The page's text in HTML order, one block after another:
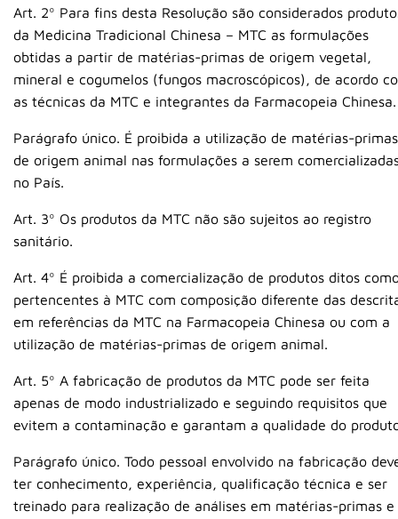
Art. 2º Para fins desta Resolução são considerados
da Medicina Tradicional Chinesa – MTC as formulações
obtidas a partir de matérias-primas de origem vegetal,
mineral e cogumelos (fungos macroscópicos), de acordo
as técnicas da MTC e integrantes da Farmacopeia Chinesa.
Parágrafo único. É proibida a utilização de matérias-primas
de origem animal nas formulações a serem
no País.
Art. 3º Os produtos da MTC não são sujeitos ao registro
sanitário.
Art. 4º É proibida a comercialização de produtos ditos
pertencentes à MTC com composição diferente das
em referências da MTC na Farmacopeia Chinesa ou com a
utilização de matérias-primas de origem animal.
Art. 5º A fabricação de produtos da MTC pode ser feita
apenas de modo industrializado e seguindo requisitos que
evitem a contaminação e garantam a qualidade do
Parágrafo único. Todo pessoal envolvido na fabricação
ter conhecimento, experiência, qualificação técnica e ser
treinado para realização de análises em matérias-primas e